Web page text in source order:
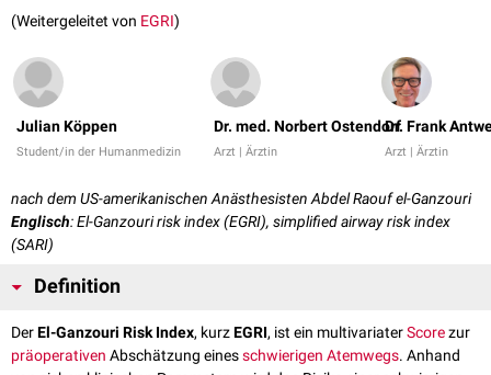
(Weitergeleitet von EGRI)
Julian Köppen
Student/in der Humanmedizin
Dr. med. Norbert Ostendorf
Arzt | Ärztin
Dr. Frank
Arzt | Ärztin
nach dem US-amerikanischen Anästhesisten Abdel Raouf el-Ganzouri
Englisch: El-Ganzouri risk index (EGRI), simplified airway risk index
(SARI)
Definition
DerEl-Ganzouri Risk Index, kurzEGRI, ist ein multivariaterScorezur
präoperativen Abschätzung einesschwierigen Atemwegs. Anhand